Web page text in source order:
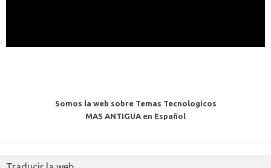
Somos la web sobre Temas Tecnologicos
MAS ANTIGUA en Español